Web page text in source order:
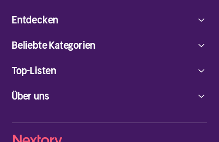
Über uns
Entdecken
Beliebte Kategorien
Top-Listen